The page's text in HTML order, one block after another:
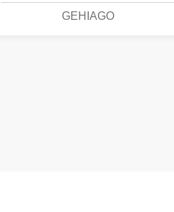
GEHIAGO